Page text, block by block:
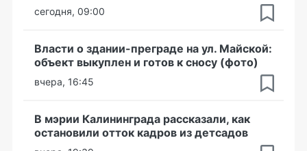
сегодня, 09:00
Власти о здании-преграде на ул. Майской:
объект выкуплен и готов к сносу (фото)
вчера, 16:45
В мэрии Калининграда рассказали, как
остановили отток кадров из детсадов